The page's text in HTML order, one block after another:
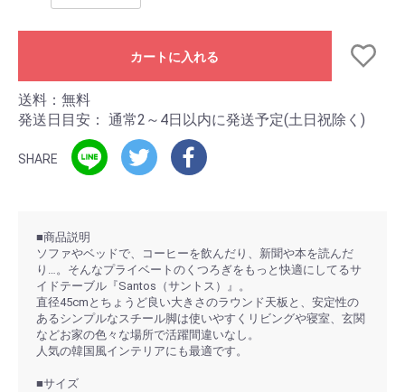
カートに入れる
送料：無料
発送日目安： 通常2～4日以内に発送予定(土日祝除く)
SHARE
■商品説明
ソファやベッドで、コーヒーを飲んだり、新聞や本を読んだ
り…。そんなプライベートのくつろぎをもっと快適にしてるサ
イドテーブル『Santos（サントス）』。
直径45cmとちょうど良い大きさのラウンド天板と、安定性の
あるシンプルなスチール脚は使いやすくリビングや寝室、玄関
などお家の色々な場所で活躍間違いなし。
人気の韓国風インテリアにも最適です。
■サイズ